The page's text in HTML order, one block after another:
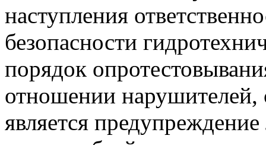
наступления
безопасности
порядок
отношении
является